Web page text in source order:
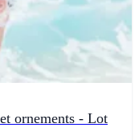
ornements - Lot